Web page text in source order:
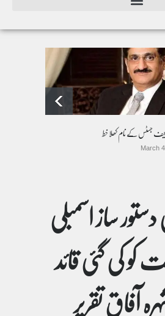
چیف جسٹس کے نام کھلا خط
March
ساز اسمبلی
اگست کو کی گئی قائد
آفاق تقریر